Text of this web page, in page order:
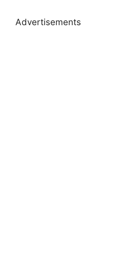
Advertisements